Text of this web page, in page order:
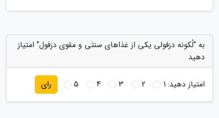
به "لُکونه دزفولی یکی از غذاهای سنتی و مقوی دزفول" امتیاز
دهید
امتیاز دهید:1
2
3
4
5 رای